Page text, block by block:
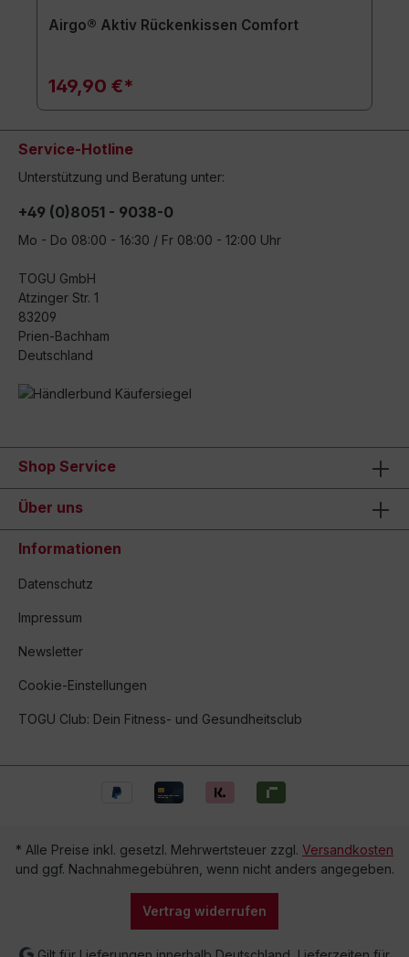
Airgo® Aktiv Rückenkissen Comfort
149,90 €*
Service-Hotline
Unterstützung und Beratung unter:
+49 (0)8051 - 9038-0
Mo - Do 08:00 - 16:30 / Fr 08:00 - 12:00 Uhr
TOGU GmbH
Atzinger Str. 1
83209
Prien-Bachham
Deutschland
Shop Service
Über uns
Informationen
Datenschutz
Impressum
Newsletter
Cookie-Einstellungen
TOGU Club: Dein Fitness- und Gesundheitsclub
* Alle Preise inkl. gesetzl. Mehrwertsteuer zzgl. Versandkosten
und ggf. Nachnahmegebühren, wenn nicht anders angegeben.
Vertrag widerrufen
Gilt für Lieferungen innerhalb Deutschland, Lieferzeiten für